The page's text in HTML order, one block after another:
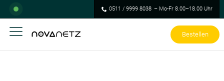
0511 / 9999 8038 – Mo-Fr 8.00–18.00 Uhr
Bestellen